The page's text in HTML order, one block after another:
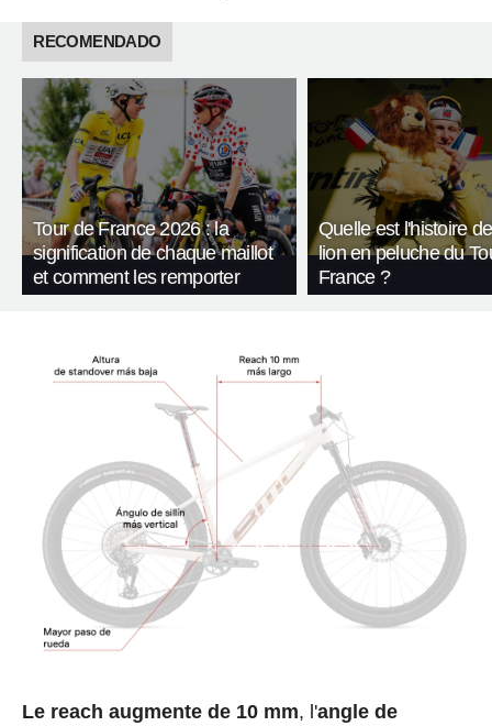
RECOMENDADO
Tour de France 2026 : la
signification de chaque maillot
et comment les remporter
Quelle est l'histoire
lion en peluche du
France ?
Le reach augmente de 10 mm, l'angle de